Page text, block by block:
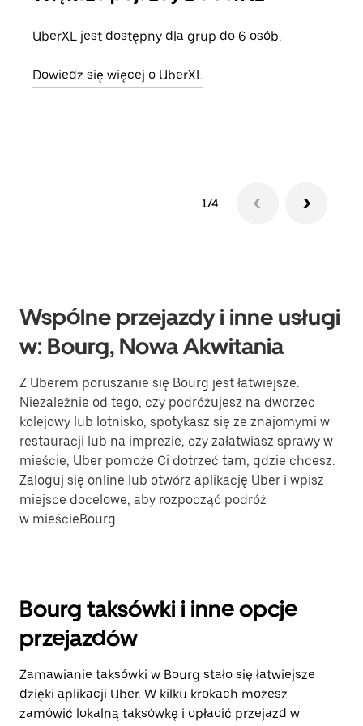
UberXL jest dostępny dla grup do 6 osób.
Dowiedz się więcej o UberXL
1/4
Wspólne przejazdy i inne usługi
w: Bourg, Nowa Akwitania
Z Uberem poruszanie się Bourg jest łatwiejsze.
Niezależnie od tego, czy podróżujesz na dworzec
kolejowy lub lotnisko, spotykasz się ze znajomymi w
restauracji lub na imprezie, czy załatwiasz sprawy w
mieście, Uber pomoże Ci dotrzeć tam, gdzie chcesz.
Zaloguj się online lub otwórz aplikację Uber i wpisz
miejsce docelowe, aby rozpocząć podróż
w mieścieBourg.
Bourg taksówki i inne opcje
przejazdów
Zamawianie taksówki w Bourg stało się łatwiejsze
dzięki aplikacji Uber. W kilku krokach możesz
zamówić lokalną taksówkę i opłacić przejazd w